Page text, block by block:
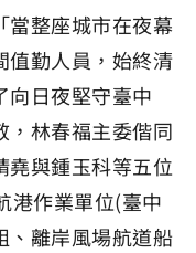
當整座城市在夜幕
值勤人員，始終清
向日夜堅守臺中
，林春福主委偕同
堯與鍾玉科等五位
港作業單位(臺中
、離岸風場航道船